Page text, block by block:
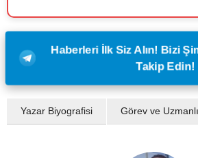
Haberleri İlk Siz Alın! Bizi
Takip Edin!
Yazar Biyografisi Görev ve